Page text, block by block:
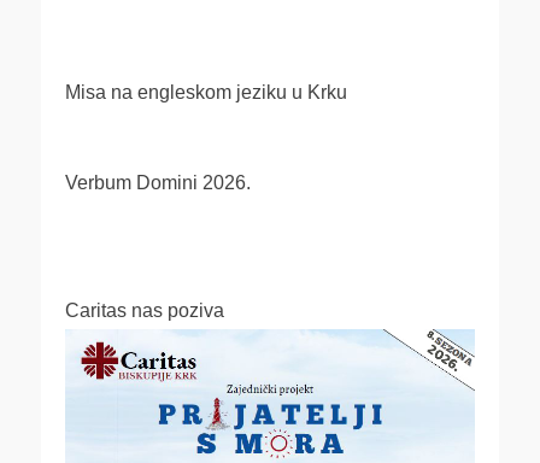
Misa na engleskom jeziku u Krku
Verbum Domini 2026.
Caritas nas poziva